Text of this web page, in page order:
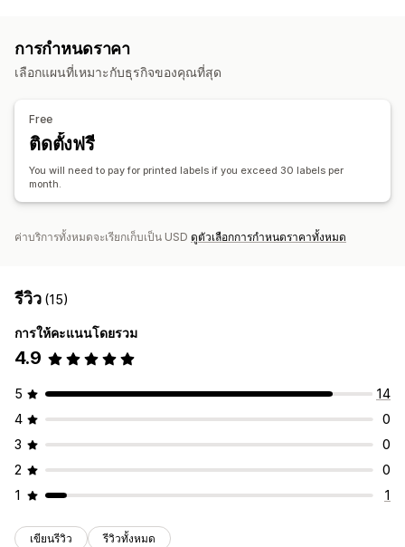
การจัดการการจัดส่ง
ซิงค์คำสั่งซื้อ
การติดตามแบบเรียลไทม์
การปรับแต่ง
การกำหนดราคา
เลือกแผนที่เหมาะกับธุรกิจของคุณที่สุด
Free
ติดตั้งฟรี
You will need to pay for printed labels if you exceed 30 labels per
month.
ค่าบริการทั้งหมดจะเรียกเก็บเป็น USD ดูตัวเลือกการกำหนดราคาทั้งหมด
รีวิว (15)
การให้คะแนนโดยรวม
4.9
5
14
4
0
3
0
2
0
1
1
เขียนรีวิว รีวิวทั้งหมด